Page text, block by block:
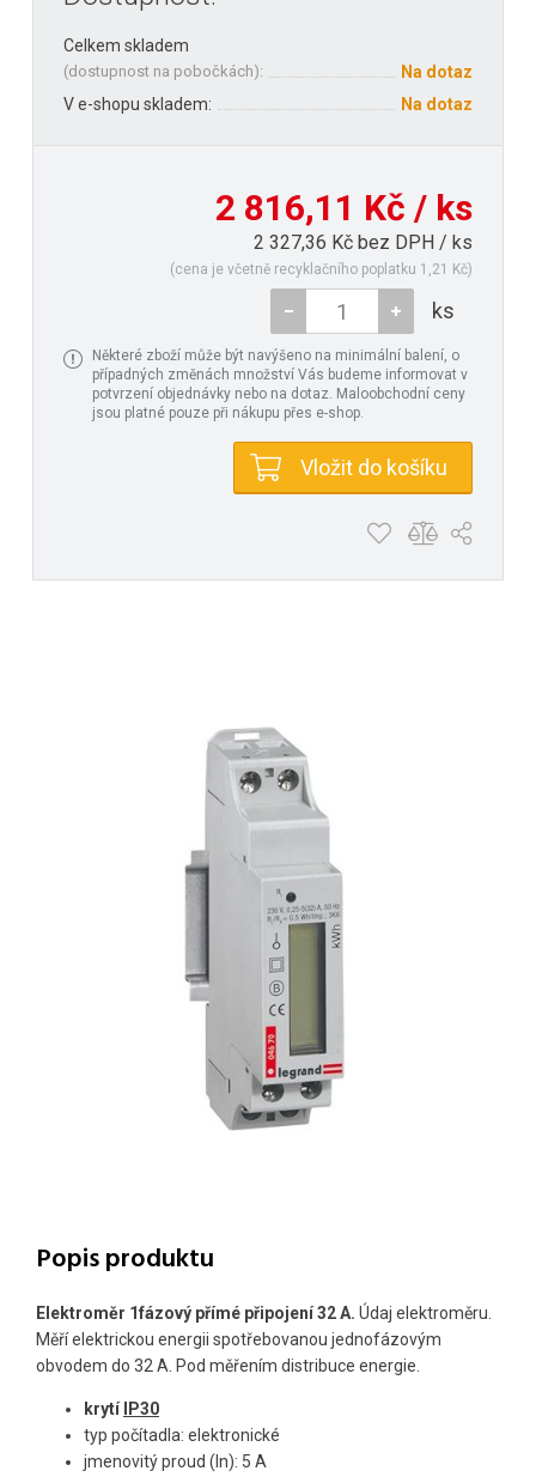
Celkem skladem
(dostupnost na pobočkách):
Na dotaz
V e-shopu skladem:
Na dotaz
2 816,11 Kč / ks
2 327,36 Kč bez DPH / ks
(cena je včetně recyklačního poplatku 1,21 Kč)
ks
Některé zboží může být navýšeno na minimální balení, o
případných změnách množství Vás budeme informovat v
potvrzení objednávky nebo na dotaz. Maloobchodní ceny
jsou platné pouze při nákupu přes e-shop.
Vložit do košíku
Popis produktu
Elektroměr 1fázový přímé připojení 32 A. Údaj elektroměru.
Měří elektrickou energii spotřebovanou jednofázovým
obvodem do 32 A. Pod měřením distribuce energie.
krytí IP30
typ počítadla: elektronické
jmenovitý proud (In): 5 A